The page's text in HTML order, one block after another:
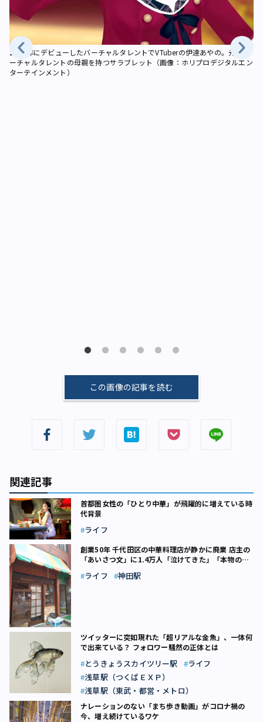
2018年にデビューしたバーチャルタレントでVTuberの伊達あやの。元祖バ
ーチャルタレントの母親を持つサラブレット（画像：ホリプロデジタルエン
ターテインメント）
この画像の記事を読む
関連記事
首都圏女性の「ひとり中華」が飛躍的に増えている時
代背景
ライフ
創業50年 千代田区の中華料理店が静かに廃業 店主の
「あいさつ文」に1.4万人「泣けてきた」「本物の職
ライフ 神田駅
ツイッターに突如現れた「超リアルな金魚」、一体何
で出来ている？ フォロワー騒然の正体とは
とうきょうスカイツリー駅
ライフ
浅草駅（つくばＥＸＰ）
浅草駅（東武・都営・メトロ）
ナレーションのない「まち歩き動画」がコロナ禍の
今、増え続けているワケ